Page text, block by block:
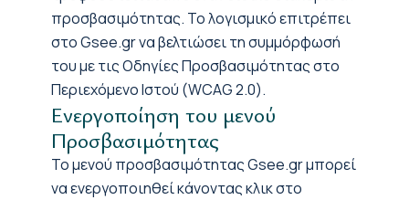
προσβασιμότητας. Το λογισμικό επιτρέπει
στο Gsee.gr να βελτιώσει τη συμμόρφωσή
του με τις Οδηγίες Προσβασιμότητας στο
Περιεχόμενο Ιστού (WCAG 2.0).
Ενεργοποίηση του μενού
Προσβασιμότητας
Το μενού προσβασιμότητας Gsee.gr μπορεί
να ενεργοποιηθεί κάνοντας κλικ στο